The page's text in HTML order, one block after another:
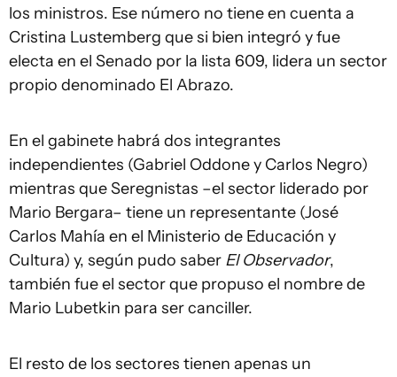
los ministros. Ese número no tiene en cuenta a
Cristina Lustemberg que si bien integró y fue
electa en el Senado por la lista 609, lidera un sector
propio denominado El Abrazo.
En el gabinete habrá dos integrantes
independientes (Gabriel Oddone y Carlos Negro)
mientras que Seregnistas –el sector liderado por
Mario Bergara– tiene un representante (José
Carlos Mahía en el Ministerio de Educación y
Cultura) y, según pudo saber El Observador,
también fue el sector que propuso el nombre de
Mario Lubetkin para ser canciller.
El resto de los sectores tienen apenas un